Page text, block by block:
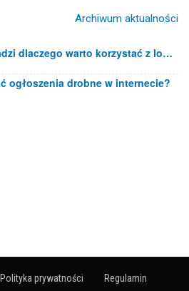
Archiwum aktualności
Białystok ogłoszenia radzi dlaczego warto korzystać z lokalnych portali ogłoszeniowych
ogłoszenia drobne w internecie?
Polityka prywatności Regulamin